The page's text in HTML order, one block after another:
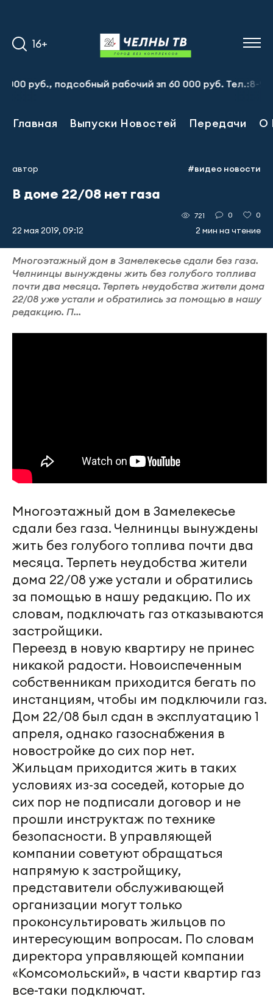
16+
подсобный рабочий зп 60 000 руб. Тел.:8-917-
Главная Выпуски Новостей Передачи О
автор #видео новости
В доме 22/08 нет газа
22 мая 2019, 09:12
721 0 0
2 мин на чтение
Многоэтажный дом в Замелекесье сдали без газа.
Челнинцы вынуждены жить без голубого топлива
почти два месяца. Терпеть неудобства жители дома
22/08 уже устали и обратились за помощью в нашу
редакцию. П...
Многоэтажный дом в Замелекесье
сдали без газа. Челнинцы вынуждены
жить без голубого топлива почти два
месяца. Терпеть неудобства жители
дома 22/08 уже устали и обратились
за помощью в нашу редакцию. По их
словам, подключать газ отказываются
застройщики.
Переезд в новую квартиру не принес
никакой радости. Новоиспеченным
собственникам приходится бегать по
инстанциям, чтобы им подключили газ.
Дом 22/08 был сдан в эксплуатацию 1
апреля, однако газоснабжения в
новостройке до сих пор нет.
Жильцам приходится жить в таких
условиях из-за соседей, которые до
сих пор не подписали договор и не
прошли инструктаж по технике
безопасности. В управляющей
компании советуют обращаться
напрямую к застройщику,
представители обслуживающей
организации могут только
проконсультировать жильцов по
интересующим вопросам. По словам
директора управляющей компании
«Комсомольский», в части квартир газ
все-таки подключат.